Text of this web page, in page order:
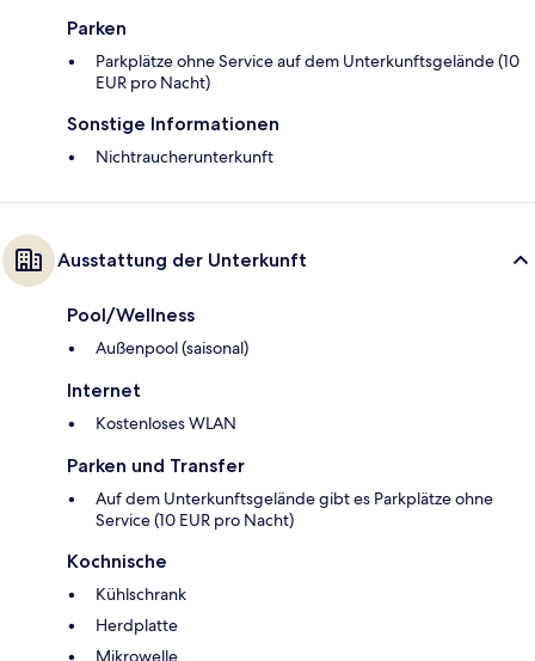
Parken
Parkplätze ohne Service auf dem Unterkunftsgelände (10
EUR pro Nacht)
Sonstige Informationen
Nichtraucherunterkunft
Ausstattung der Unterkunft
Pool/Wellness
Außenpool (saisonal)
Internet
Kostenloses WLAN
Parken und Transfer
Auf dem Unterkunftsgelände gibt es Parkplätze ohne
Service (10 EUR pro Nacht)
Kochnische
Kühlschrank
Herdplatte
Mikrowelle